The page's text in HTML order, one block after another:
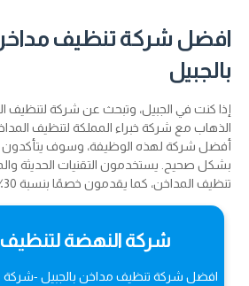
افضل شركة تنظيف
بالجبيل
إذا كنت في الجبيل، وتبحث عن شركة لتنظيف
الذهاب مع شركة خبراء المملكة لتنظيف
أفضل شركة لهذه الوظيفة، وسوف يتأكدون
بشكل صحيح. يستخدمون التقنيات الحديثة
تنظيف المداخن، كما يقدمون خصمًا بنسبة 30٪.
شركة النهضة لتنظيف
افضل شركة تنظيف مداخن بالجبيل -شركة